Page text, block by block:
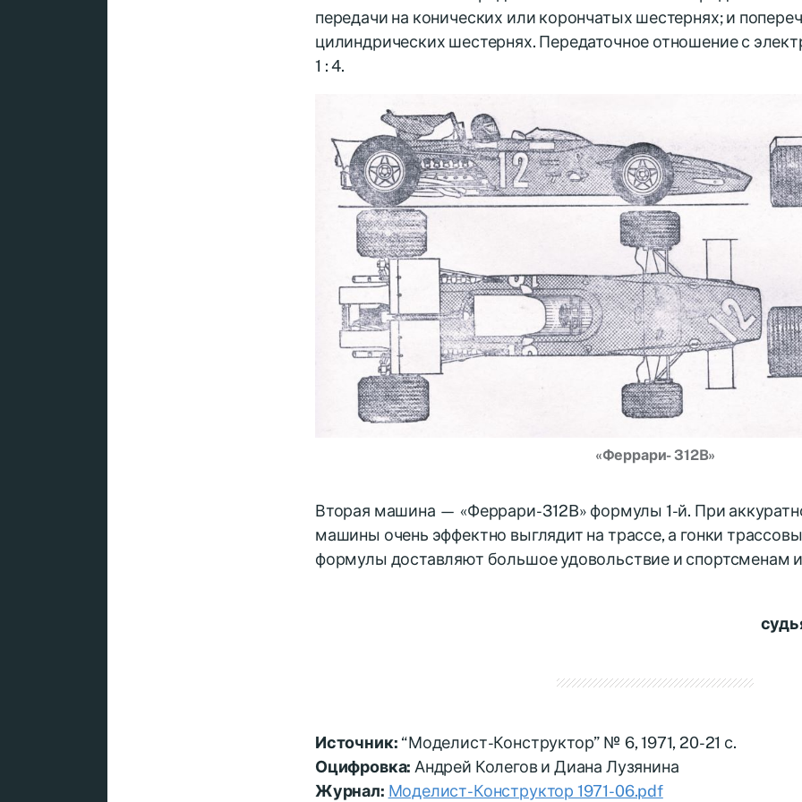
передачи на конических или корончатых шестернях; и
цилиндрических шестернях. Передаточное отношение с
1 : 4.
«Феррари- 312B»
Вторая машина — «Феррари- 312B» формулы 1-й. При
машины очень эффектно выглядит на трассе, а гонки
формулы доставляют большое удовольствие и спортсменам
Источник: “Моделист-Конструктор” № 6, 1971, 20-21 с.
Оцифровка: Андрей Колегов и Диана Лузянина
Журнал: Моделист-Конструктор 1971-06.pdf